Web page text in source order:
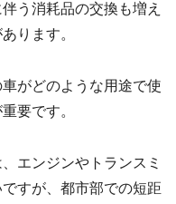
う消耗品の交換も増え
ります。
がどのような用途で使
要です。
エンジンやトランスミ
すが、都市部での短距